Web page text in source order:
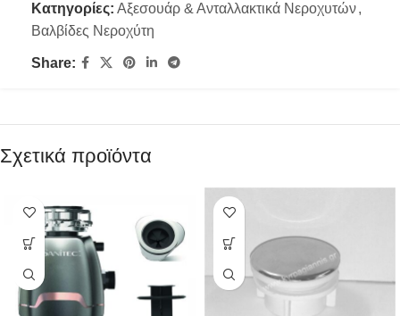
Κατηγορίες: Αξεσουάρ & Ανταλλακτικά Νεροχυτών,
Βαλβίδες Νεροχύτη
Share:
Σχετικά προϊόντα